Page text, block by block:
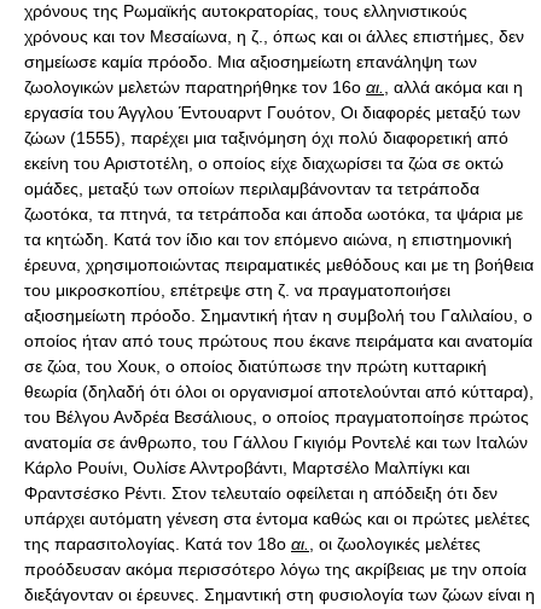
χρόνους της Ρωμαϊκής αυτοκρατορίας, τους ελληνιστικούς
χρόνους και τον Μεσαίωνα, η ζ., όπως και οι άλλες επιστήμες, δεν
σημείωσε καμία πρόοδο. Μια αξιοσημείωτη επανάληψη των
ζωολογικών μελετών παρατηρήθηκε τον 16ο αι.
, αλλά ακόμα και η
εργασία του Άγγλου Έντουαρντ Γουότον, Οι διαφορές μεταξύ των
ζώων (1555), παρέχει μια ταξινόμηση όχι πολύ διαφορετική από
εκείνη του Αριστοτέλη, ο οποίος είχε διαχωρίσει τα ζώα σε οκτώ
ομάδες, μεταξύ των οποίων περιλαμβάνονταν τα τετράποδα
ζωοτόκα, τα πτηνά, τα τετράποδα και άποδα ωοτόκα, τα ψάρια με
τα κητώδη. Κατά τον ίδιο και τον επόμενο αιώνα, η επιστημονική
έρευνα, χρησιμοποιώντας πειραματικές μεθόδους και με τη βοήθεια
του μικροσκοπίου, επέτρεψε στη ζ. να πραγματοποιήσει
αξιοσημείωτη πρόοδο. Σημαντική ήταν η συμβολή του Γαλιλαίου, ο
οποίος ήταν από τους πρώτους που έκανε πειράματα και ανατομία
σε ζώα, του Χουκ, ο οποίος διατύπωσε την πρώτη κυτταρική
θεωρία (δηλαδή ότι όλοι οι οργανισμοί αποτελούνται από κύτταρα),
του Βέλγου Ανδρέα Βεσάλιους, ο οποίος πραγματοποίησε πρώτος
ανατομία σε άνθρωπο, του Γάλλου Γκιγιόμ Ροντελέ και των Ιταλών
Κάρλο Ρουίνι, Ουλίσε Αλντροβάντι, Μαρτσέλο Μαλπίγκι και
Φραντσέσκο Ρέντι. Στον τελευταίο οφείλεται η απόδειξη ότι δεν
υπάρχει αυτόματη γένεση στα έντομα καθώς και οι πρώτες μελέτες
της παρασιτολογίας. Κατά τον 18ο αι.
, οι ζωολογικές μελέτες
προόδευσαν ακόμα περισσότερο λόγω της ακρίβειας με την οποία
διεξάγονταν οι έρευνες. Σημαντική στη φυσιολογία των ζώων είναι η